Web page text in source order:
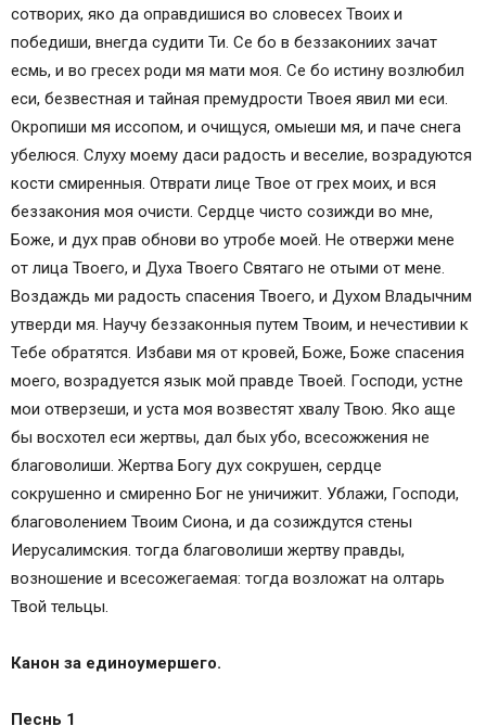
сотворих, яко да оправдишися во словесех Твоих и
победиши, внегда судити Ти. Се бо в беззакониих зачат
есмь, и во гресех роди мя мати моя. Се бо истину возлюбил
еси, безвестная и тайная премудрости Твоея явил ми еси.
Окропиши мя иссопом, и очищуся, омыеши мя, и паче снега
убелюся. Слуху моему даси радость и веселие, возрадуются
кости смиренныя. Отврати лице Твое от грех моих, и вся
беззакония моя очисти. Сердце чисто созижди во мне,
Боже, и дух прав обнови во утробе моей. Не отвержи мене
от лица Твоего, и Духа Твоего Святаго не отыми от мене.
Воздаждь ми радость спасения Твоего, и Духом Владычним
утверди мя. Научу беззаконныя путем Твоим, и нечестивии к
Тебе обратятся. Избави мя от кровей, Боже, Боже спасения
моего, возрадуется язык мой правде Твоей. Господи, устне
мои отверзеши, и уста моя возвестят хвалу Твою. Яко аще
бы восхотел еси жертвы, дал бых убо, всесожжения не
благоволиши. Жертва Богу дух сокрушен, сердце
сокрушенно и смиренно Бог не уничижит. Ублажи, Господи,
благоволением Твоим Сиона, и да созиждутся стены
Иерусалимския. тогда благоволиши жертву правды,
возношение и всесожегаемая: тогда возложат на олтарь
Твой тельцы.
Канон за единоумершего.
Песнь 1